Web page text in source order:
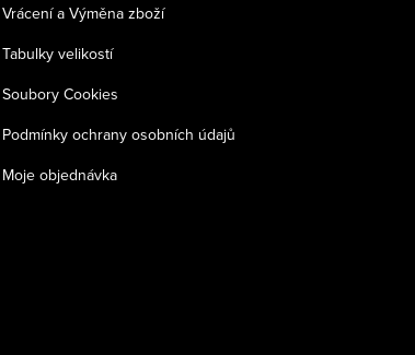
Vrácení a Výměna zboží
Tabulky velikostí
Soubory Cookies
Podmínky ochrany osobních údajů
Moje objednávka